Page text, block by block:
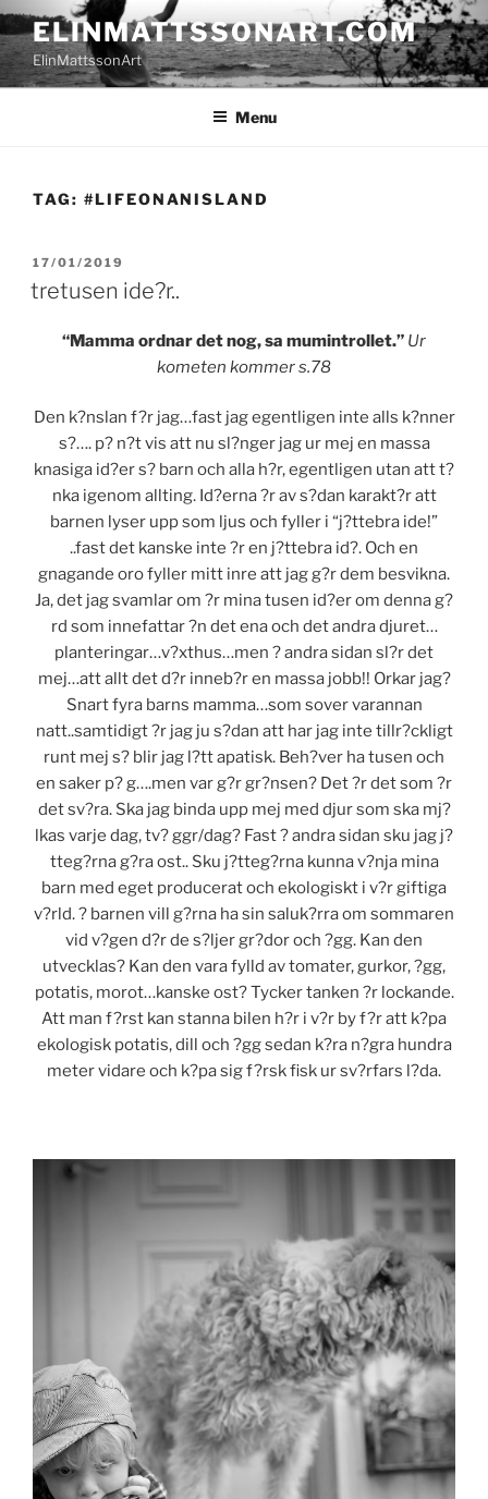
Skip
to
content
ELINMATTSSONART.COM
ElinMattssonArt
Menu
TAG: #LIFEONANISLAND
POSTED
ON
17/01/2019
tretusen ide?r..
“Mamma ordnar det nog, sa mumintrollet.” Ur
kometen kommer s.78
Den k?nslan f?r jag…fast jag egentligen inte alls k?nner
s?…. p? n?t vis att nu sl?nger jag ur mej en massa
knasiga id?er s? barn och alla h?r, egentligen utan att t?
nka igenom allting. Id?erna ?r av s?dan karakt?r att
barnen lyser upp som ljus och fyller i “j?ttebra ide!”
..fast det kanske inte ?r en j?ttebra id?. Och en
gnagande oro fyller mitt inre att jag g?r dem besvikna.
Ja, det jag svamlar om ?r mina tusen id?er om denna g?
rd som innefattar ?n det ena och det andra djuret…
planteringar…v?xthus…men ? andra sidan sl?r det
mej…att allt det d?r inneb?r en massa jobb!! Orkar jag?
Snart fyra barns mamma…som sover varannan
natt..samtidigt ?r jag ju s?dan att har jag inte tillr?ckligt
runt mej s? blir jag l?tt apatisk. Beh?ver ha tusen och
en saker p? g….men var g?r gr?nsen? Det ?r det som ?r
det sv?ra. Ska jag binda upp mej med djur som ska mj?
lkas varje dag, tv? ggr/dag? Fast ? andra sidan sku jag j?
tteg?rna g?ra ost.. Sku j?tteg?rna kunna v?nja mina
barn med eget producerat och ekologiskt i v?r giftiga
v?rld. ? barnen vill g?rna ha sin saluk?rra om sommaren
vid v?gen d?r de s?ljer gr?dor och ?gg. Kan den
utvecklas? Kan den vara fylld av tomater, gurkor, ?gg,
potatis, morot…kanske ost? Tycker tanken ?r lockande.
Att man f?rst kan stanna bilen h?r i v?r by f?r att k?pa
ekologisk potatis, dill och ?gg sedan k?ra n?gra hundra
meter vidare och k?pa sig f?rsk fisk ur sv?rfars l?da.